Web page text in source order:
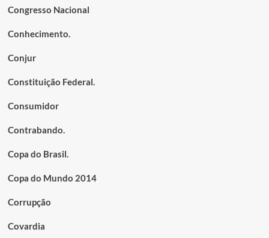
Congresso Nacional
Conhecimento.
Conjur
Constituição Federal.
Consumidor
Contrabando.
Copa do Brasil.
Copa do Mundo 2014
Corrupção
Covardia